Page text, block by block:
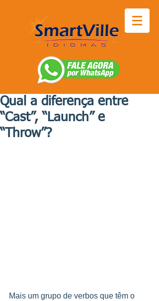
Qual a diferença entre
“Cast”, “Launch” e
“Throw”?
Mais um grupo de verbos que têm o